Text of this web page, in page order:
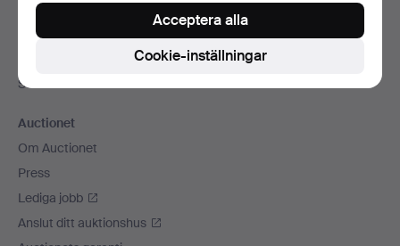
Alla auktionshus
Betalningsalternativ
Sociala medier
Auctionet
Om Auctionet
Press
Lediga jobb
Anslut ditt auktionshus
Cookie-inställningar
Acceptera alla